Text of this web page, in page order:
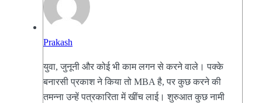
Prakash
युवा, जुनूनी और कोई भी काम लगन से करने वाले। पक्के
बनारसी प्रकाश ने किया तो MBA है, पर कुछ करने की
तमन्ना उन्हें पत्रकारिता में खींच लाई। शुरुआत कुछ नामी